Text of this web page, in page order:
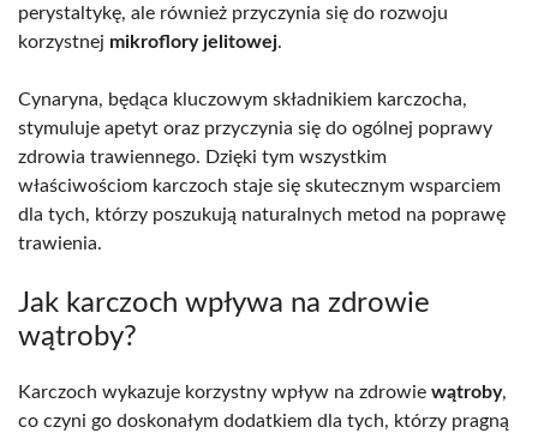
perystaltykę, ale również przyczynia się do rozwoju
korzystnej mikroflory jelitowej.
Cynaryna, będąca kluczowym składnikiem karczocha,
stymuluje apetyt oraz przyczynia się do ogólnej poprawy
zdrowia trawiennego. Dzięki tym wszystkim
właściwościom karczoch staje się skutecznym wsparciem
dla tych, którzy poszukują naturalnych metod na poprawę
trawienia.
Jak karczoch wpływa na zdrowie
wątroby?
Karczoch wykazuje korzystny wpływ na zdrowie wątroby,
co czyni go doskonałym dodatkiem dla tych, którzy pragną